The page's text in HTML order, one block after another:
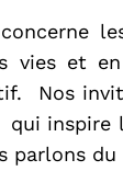
concerne
vies et
Nos
qui inspire
parlons